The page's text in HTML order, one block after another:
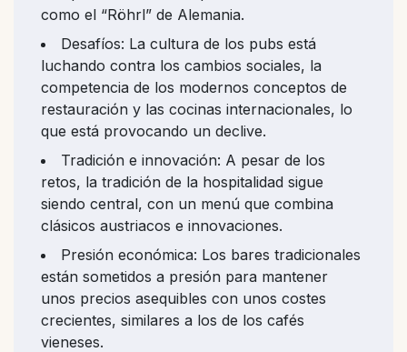
como el “Röhrl” de Alemania.
Desafíos: La cultura de los pubs está
luchando contra los cambios sociales, la
competencia de los modernos conceptos de
restauración y las cocinas internacionales, lo
que está provocando un declive.
Tradición e innovación: A pesar de los
retos, la tradición de la hospitalidad sigue
siendo central, con un menú que combina
clásicos austriacos e innovaciones.
Presión económica: Los bares tradicionales
están sometidos a presión para mantener
unos precios asequibles con unos costes
crecientes, similares a los de los cafés
vieneses.